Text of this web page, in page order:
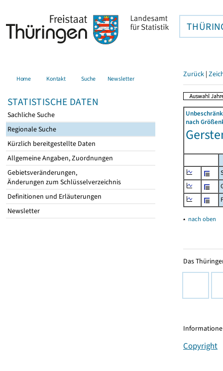
Home Kontakt Suche Newsletter
STATISTISCHE DATEN
Sachliche Suche
Regionale Suche
Kürzlich bereitgestellte Daten
Allgemeine Angaben, Zuordnungen
Gebietsveränderungen,
Änderungen zum Schlüsselverzeichnis
Definitionen und Erläuterungen
Newsletter
Zurück |
nach
▴ nach oben
Das
Copyright